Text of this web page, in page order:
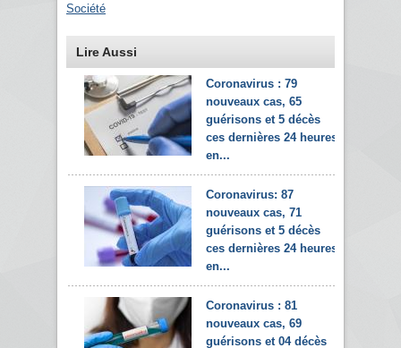
Société
Lire Aussi
Coronavirus : 79
nouveaux cas, 65
guérisons et 5 décès
ces dernières 24 heures
en...
Coronavirus: 87
nouveaux cas, 71
guérisons et 5 décès
ces dernières 24 heures
en...
Coronavirus : 81
nouveaux cas, 69
guérisons et 04 décès